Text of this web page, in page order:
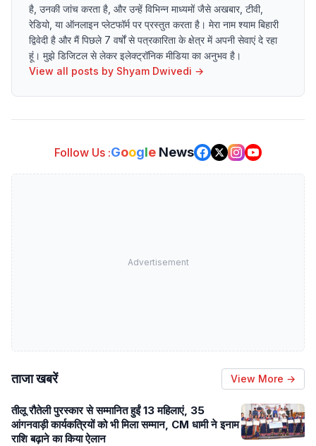
है, उनकी जांच करता है, और उन्हें विभिन्न माध्यमों जैसे अखबार, टीवी,
रेडियो, या ऑनलाइन प्लेटफॉर्म पर प्रस्तुत करता है। मेरा नाम श्याम बिहारी
द्विवेदी है और मैं पिछले 7 वर्षों से पत्रकारिता के क्षेत्र में अपनी सेवाएं दे रहा
हूं। मुझे डिजिटल से लेकर इलेक्ट्रॉनिक मीडिया का अनुभव है।
View all posts by Shyam Dwivedi →
Follow Us :Google News
Advertisement
ताजा खबरें View More →
तीलू रौतेली पुरस्कार से सम्मानित हुईं 13 महिलाएं, 35
आंगनवाड़ी कार्यकत्रियों को भी मिला सम्मान, CM धामी ने इनाम
राशि बढ़ाने का किया ऐलान